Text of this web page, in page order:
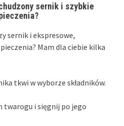
sernik i szybkie
sernik i ekspresowe,
Mam dla ciebie kilka
tkwi w wyborze składników.
twarogu i sięgnij po jego